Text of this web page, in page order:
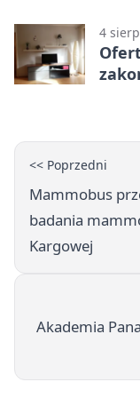
4
<< Poprzedni
Mammobus
badania
Kargowej
Akademia